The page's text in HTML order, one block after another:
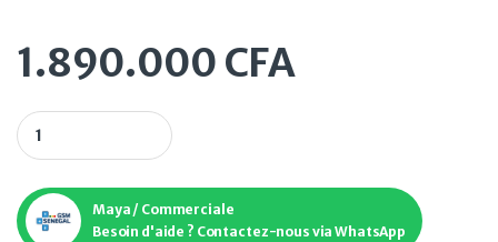
1.890.000 CFA
Climatiseur Armoire LG APNQ48LT3S1 5cv quantity
Maya / Commerciale
Besoin d'aide ? Contactez-nous via WhatsApp